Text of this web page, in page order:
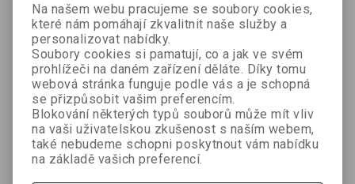
Mozaika
vraždy
Jo Murray
399 Kč 443 Kč
Řeč ptáků
Víctor Sellés
359 Kč 399 Kč
Lost Hills:
Masakr v
341 Kč 379 Kč
Na našem webu pracujeme se soubory cookies,
které nám pomáhají zkvalitnit naše služby a
personalizovat nabídky.
Soubory cookies si pamatují, co a jak ve svém
prohlížeči na daném zařízení děláte. Díky tomu
webová stránka funguje podle vás a je schopná
se přizpůsobit vašim preferencím.
Blokování některých typů souborů může mít vliv
na vaši uživatelskou zkušenost s naším webem,
také nebudeme schopni poskytnout vám nabídku
na základě vašich preferencí.